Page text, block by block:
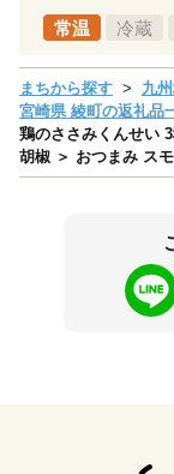
常温 冷蔵
まちから探す 九
宮崎県 綾町の返礼品
鶏のささみくんせい
胡椒 ＞ おつまみ ス